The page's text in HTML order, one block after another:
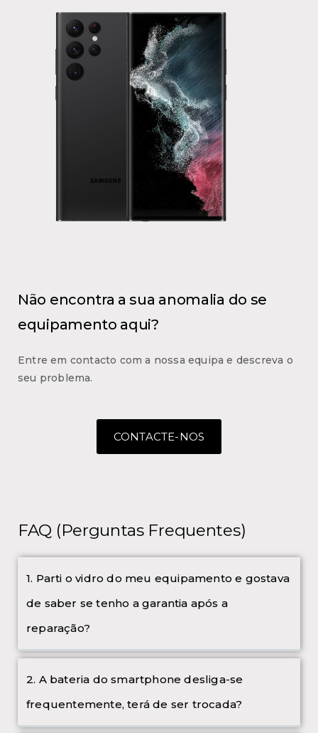
Não encontra a sua anomalia do se
equipamento aqui?
Entre em contacto com a nossa equipa e descreva o
seu problema.
CONTACTE-NOS
FAQ (Perguntas Frequentes)
1. Parti o vidro do meu equipamento e gostava
de saber se tenho a garantia após a
reparação?
2. A bateria do smartphone desliga-se
frequentemente, terá de ser trocada?